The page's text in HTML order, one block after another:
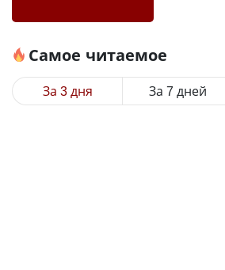
Самое читаемое
За 3 дня За 7 дней